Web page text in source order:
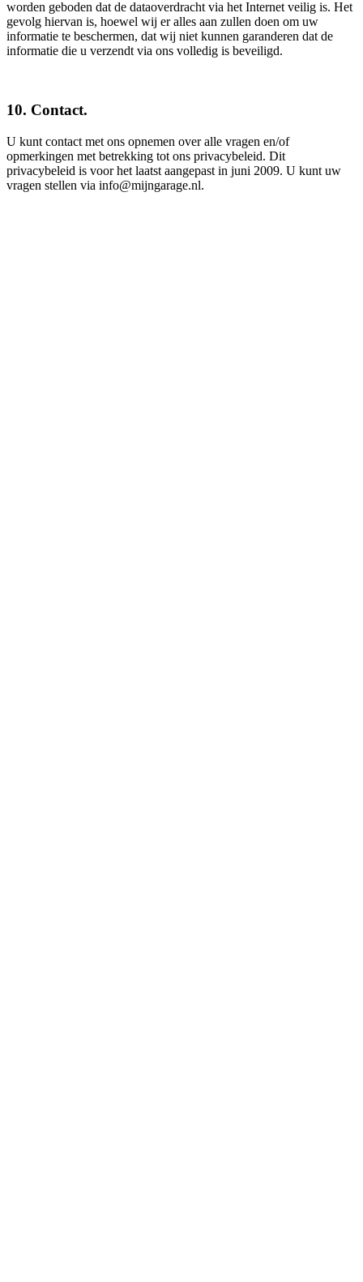
worden geboden dat de dataoverdracht via het Internet veilig is. Het
gevolg hiervan is, hoewel wij er alles aan zullen doen om uw
informatie te beschermen, dat wij niet kunnen garanderen dat de
informatie die u verzendt via ons volledig is beveiligd.
10. Contact.
U kunt contact met ons opnemen over alle vragen en/of
opmerkingen met betrekking tot ons privacybeleid. Dit
privacybeleid is voor het laatst aangepast in juni 2009. U kunt uw
vragen stellen via info@mijngarage.nl.